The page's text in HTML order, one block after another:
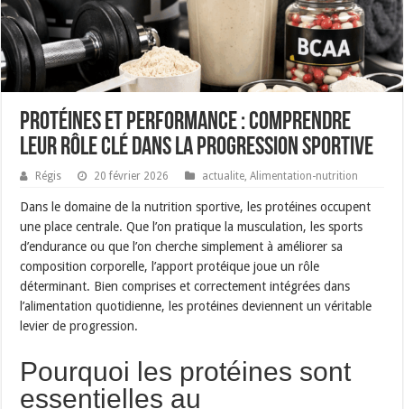
Protéines et performance : comprendre
leur rôle clé dans la progression sportive
Régis 20 février 2026 actualite ,Alimentation-nutrition
Dans le domaine de la nutrition sportive, les protéines occupent
une place centrale. Que l’on pratique la musculation, les sports
d’endurance ou que l’on cherche simplement à améliorer sa
composition corporelle, l’apport protéique joue un rôle
déterminant. Bien comprises et correctement intégrées dans
l’alimentation quotidienne, les protéines deviennent un véritable
levier de progression.
Pourquoi les protéines sont
essentielles au